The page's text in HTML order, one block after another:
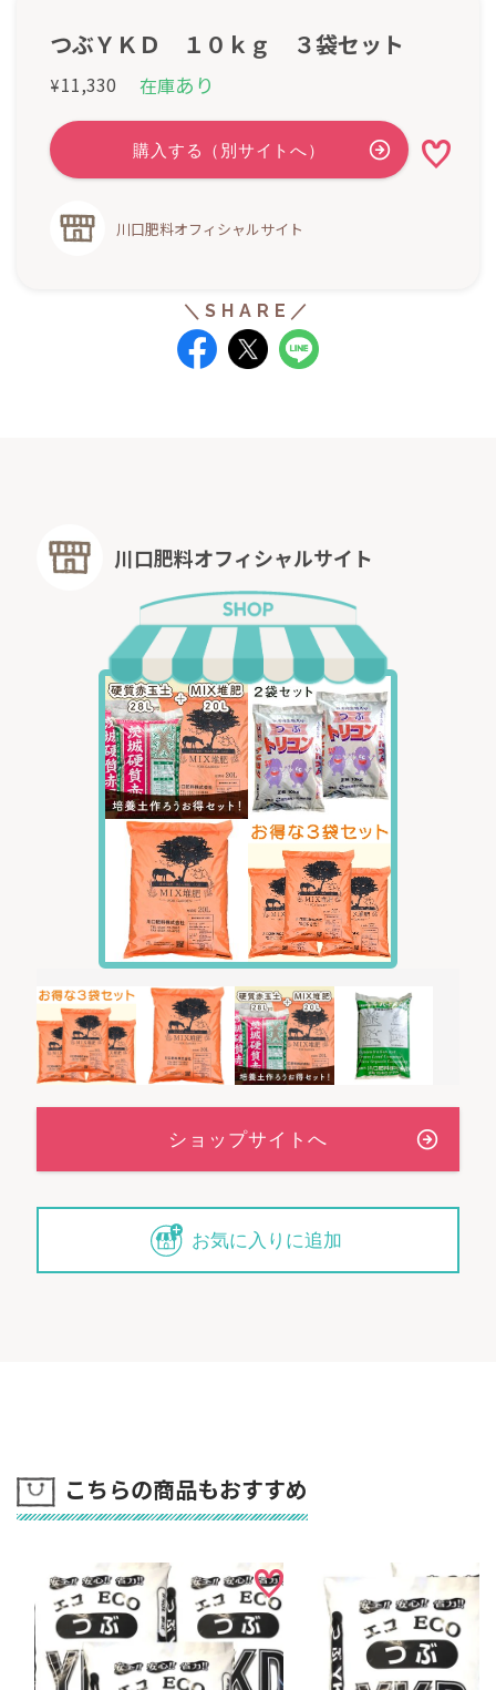
つぶＹＫＤ １０ｋｇ ３袋セット
¥11,330 在庫あり
川口肥料オフィシャルサイト
川口肥料オフィシャルサイト
お気に入りに追加
こちらの商品もおすすめ